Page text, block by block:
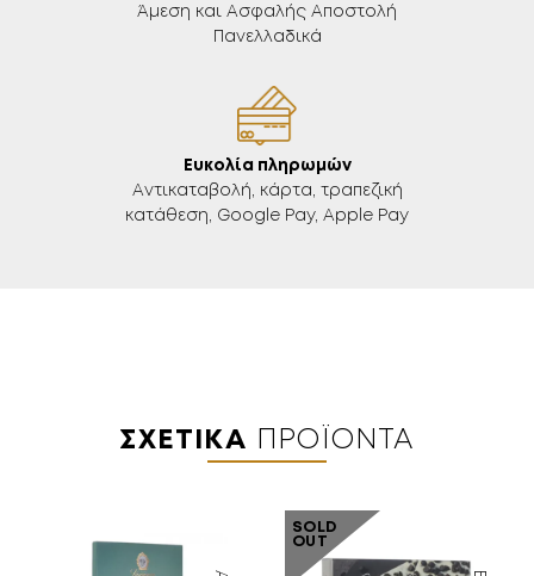
Άμεση και Ασφαλής Αποστολή
Πανελλαδικά
Ευκολία πληρωμών
Aντικαταβολή, κάρτα, τραπεζική
κατάθεση, Google Pay, Apple Pay
ΣΧΕΤΙΚΆ ΠΡΟΪΌΝΤΑ
SOLD
OUT